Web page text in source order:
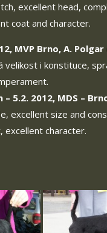
excellent head,
coat and character.
MVP Brno, A. Polgar
velikost i konstituce,
5.2. 2012, MDS –
excellent size and
excellent character.